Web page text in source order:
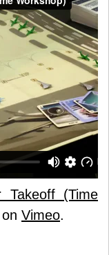
Takeoff (Time
on Vimeo.